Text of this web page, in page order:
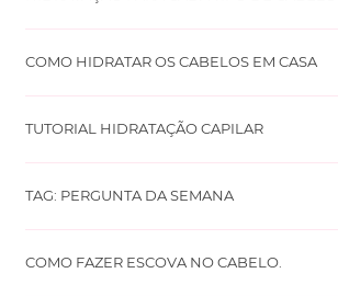
COMO HIDRATAR OS CABELOS EM CASA
TUTORIAL HIDRATAÇÃO CAPILAR
TAG: PERGUNTA DA SEMANA
COMO FAZER ESCOVA NO CABELO.